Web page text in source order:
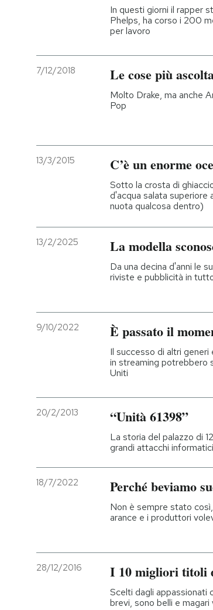
In questi giorni il rapper
Phelps, ha corso i 200
per lavoro
7/12/2018 Le cose più
Molto Drake, ma anche
Pop
13/3/2015 C’è un enorme
Sotto la crosta di
d'acqua salata superiore
nuota qualcosa dentro)
13/2/2025 La modella
Da una decina d'anni le
riviste e pubblicità in
9/10/2022 È passato il
Il successo di altri generi
in streaming potrebbero
Uniti
20/2/2013 “Unità 61398”
La storia del palazzo di
grandi attacchi
18/7/2022 Perché beviamo
Non è sempre stato
arance e i produttori
28/12/2016 I 10 migliori titoli
Scelti dagli appassionati
brevi, sono belli e